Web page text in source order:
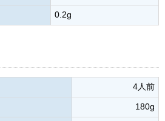
0.2g
4人前
180g